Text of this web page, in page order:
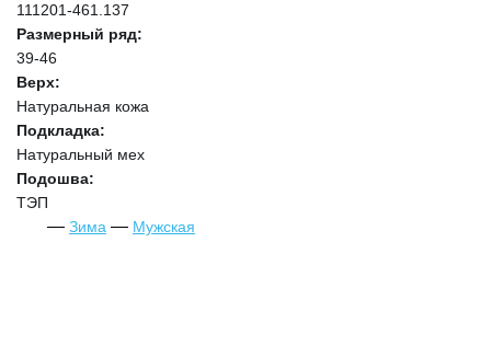
111201-461.137
Размерный ряд:
39-46
Верх:
Натуральная кожа
Подкладка:
Натуральный мех
Подошва:
ТЭП
Зима
Мужская